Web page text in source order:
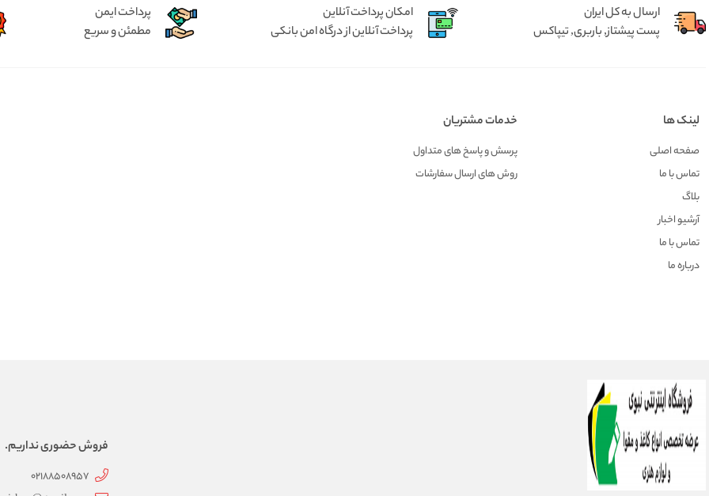
ارسال به کل ایران
پست پیشتاز, باربری, تیپاکس
امکان پرداخت آنلاین
پرداخت آنلاین از درگاه امن بانکی
پرداخت ایمن
مطمئن و سریع
لینک ها
صفحه اصلی
تماس با ما
بلاگ
آرشیو اخبار
تماس با ما
درباره ما
خدمات مشتریان
پرسش و پاسخ های متداول
روش های ارسال سفارشات
فروش حضوری نداریم.
02188508957